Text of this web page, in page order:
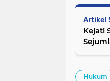
Artikel
Kejati
Hukum